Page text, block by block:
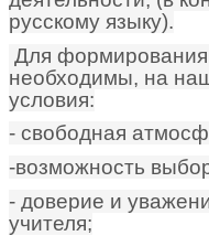
русскому языку).
Для формирования
необходимы, на
условия:
- свободная
-возможность
- доверие и
учителя;